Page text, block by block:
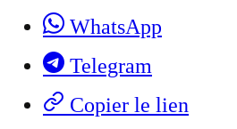
WhatsApp
Telegram
Copier le lien